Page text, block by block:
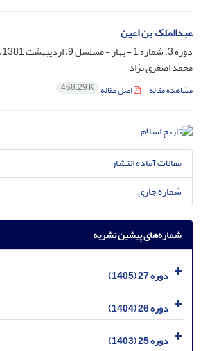
عبدالملک بن اعین
دوره 3، شماره 1 - بهار - مسلسل 9، اردیبهشت 1381، صفحه
محمد اصغری نژاد
مشاهده مقاله اصل مقاله 468.29 K
مقالات آماده انتشار
شماره جاری
شماره‌های پیشین نشریه
دوره 27 (1405)
دوره 26 (1404)
دوره 25 (1403)